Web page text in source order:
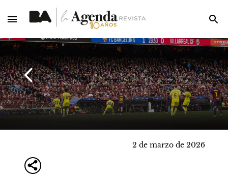
2 de marzo de 2026